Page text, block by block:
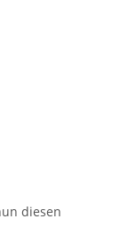
diesen